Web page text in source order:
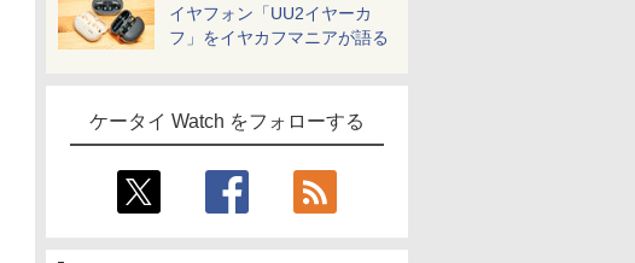
イヤフォン「UU2イヤーカ
フ」をイヤカフマニアが語る
ケータイ Watch をフォローする